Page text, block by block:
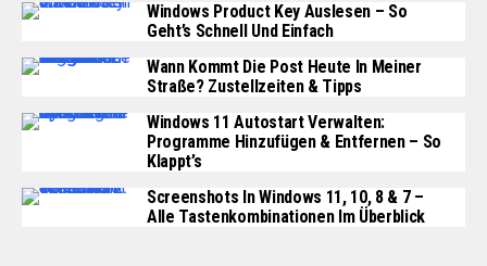
Windows Product Key Auslesen – So
Geht’s Schnell Und Einfach
Wann Kommt Die Post Heute In Meiner
Straße? Zustellzeiten & Tipps
Windows 11 Autostart Verwalten:
Programme Hinzufügen & Entfernen – So
Klappt’s
Screenshots In Windows 11, 10, 8 & 7 –
Alle Tastenkombinationen Im Überblick